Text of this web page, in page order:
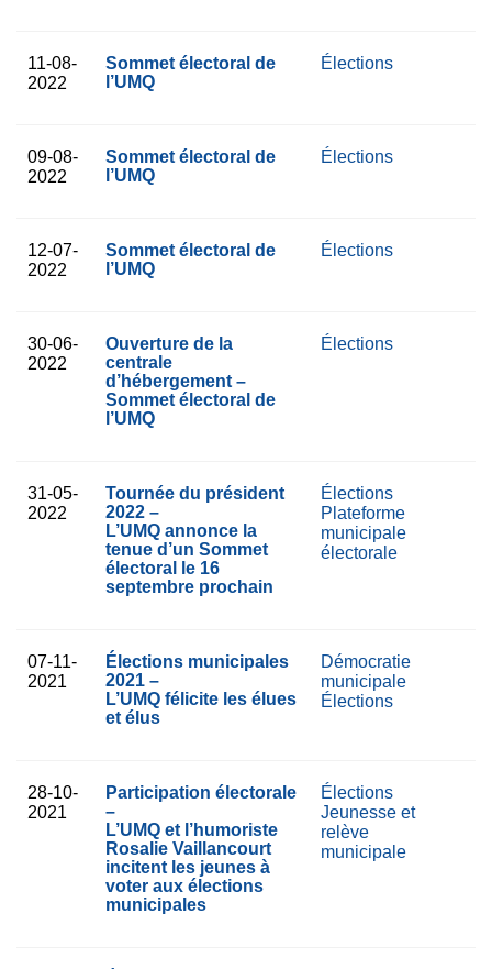
11-08-
2022
Sommet électoral de
l’UMQ
Élections
09-08-
2022
Sommet électoral de
l’UMQ
Élections
12-07-
2022
Sommet électoral de
l’UMQ
Élections
30-06-
2022
Ouverture de la
centrale
d’hébergement –
Sommet électoral de
l’UMQ
Élections
31-05-
2022
Tournée du président
2022 –
L’UMQ annonce la
tenue d’un Sommet
électoral le 16
septembre prochain
Élections
Plateforme
municipale
électorale
07-11-
2021
Élections municipales
2021 –
L’UMQ félicite les élues
et élus
Démocratie
municipale
Élections
28-10-
2021
Participation électorale
–
L’UMQ et l’humoriste
Rosalie Vaillancourt
incitent les jeunes à
voter aux élections
municipales
Élections
Jeunesse et
relève
municipale